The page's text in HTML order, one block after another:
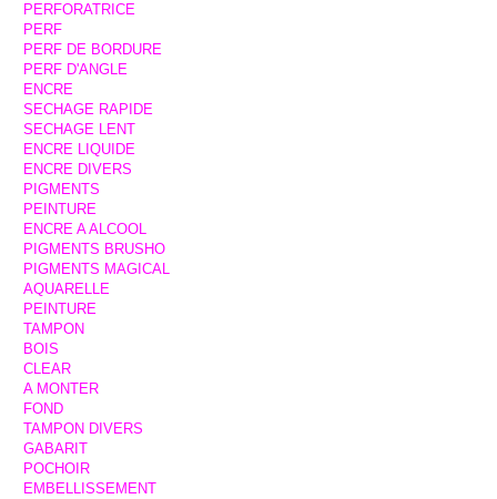
PERFORATRICE
PERF
PERF DE BORDURE
PERF D'ANGLE
ENCRE
SECHAGE RAPIDE
SECHAGE LENT
ENCRE LIQUIDE
ENCRE DIVERS
PIGMENTS
PEINTURE
ENCRE A ALCOOL
PIGMENTS BRUSHO
PIGMENTS MAGICAL
AQUARELLE
PEINTURE
TAMPON
BOIS
CLEAR
A MONTER
FOND
TAMPON DIVERS
GABARIT
POCHOIR
EMBELLISSEMENT